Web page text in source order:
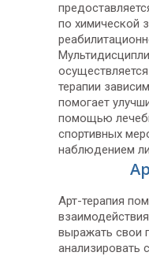
по химической
терапии
помогает
помощью
спортивных
наблюдением
Арт-терапия
выражать свои
анализировать